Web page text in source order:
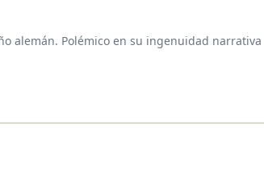
alemán. Polémico en su ingenuidad narrativa